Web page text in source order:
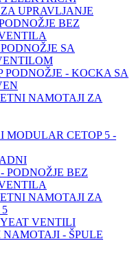
UPRAVLJANJE
BEZ
SA
PODNOŽJE - KOCKA SA
NAMOTAJI ZA
MODULAR CETOP 5 -
PODNOŽJE BEZ
NAMOTAJI ZA
VENTILI
- ŠPULE